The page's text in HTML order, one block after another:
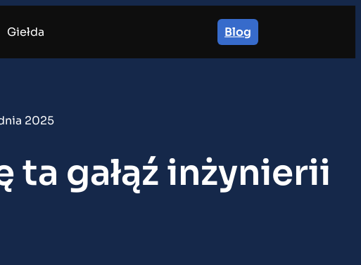
Giełda Blog
2025
ta gałąź inżynierii